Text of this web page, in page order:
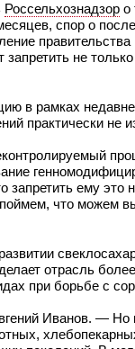
Россельхознадзор о
спор о
не
в рамках
практически не
ему это
что можем
отрасль
при борьбе с
Иванов. — Но